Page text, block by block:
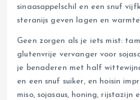
sinaasappelschil en een snuf
steranijs geven lagen en
Geen zorgen als je iets mist:
glutenvrije vervanger voor
je benaderen met half
en een snuf suiker, en hoisin
miso, sojasaus, honing, rijstazijn